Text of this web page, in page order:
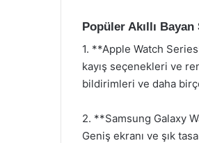
Popüler Akıllı
1. **Apple Watch
kayış seçenekleri ve
bildirimleri ve daha
2. **Samsung Galaxy
Geniş ekranı ve şık